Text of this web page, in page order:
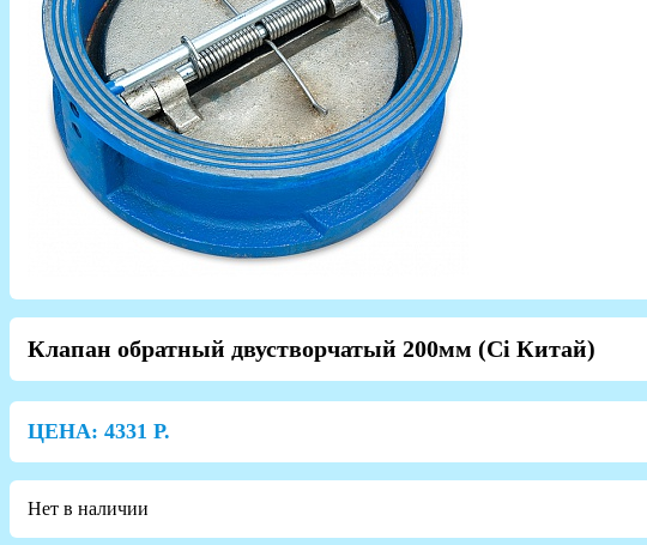
Клапан обратный двустворчатый 200мм (Ci Китай)
ЦЕНА: 4331 Р.
Нет в наличии